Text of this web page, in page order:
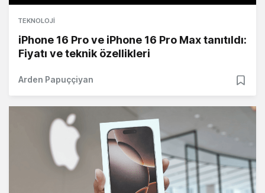
TEKNOLOJI
iPhone 16 Pro ve iPhone 16 Pro Max tanıtıldı:
Fiyatı ve teknik özellikleri
Arden Papuççiyan